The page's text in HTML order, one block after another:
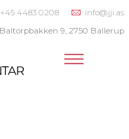
+45 4483 0208
info@jji.as
Baltorpbakken 9, 2750 Ballerup